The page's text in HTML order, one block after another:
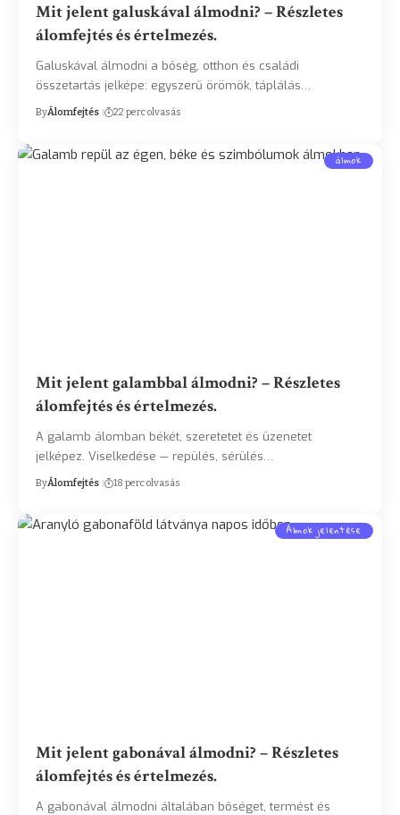
Mit jelent galuskával álmodni? – Részletes
álomfejtés és értelmezés.
Galuskával álmodni a bőség, otthon és családi
összetartás jelképe: egyszerű örömök, táplálás…
ByÁlomfejtés 22 perc olvasás
álmok
Mit jelent galambbal álmodni? – Részletes
álomfejtés és értelmezés.
A galamb álomban békét, szeretetet és üzenetet
jelképez. Viselkedése — repülés, sérülés…
ByÁlomfejtés 18 perc olvasás
Álmok jelentése
Mit jelent gabonával álmodni? – Részletes
álomfejtés és értelmezés.
A gabonával álmodni általában bőséget, termést és